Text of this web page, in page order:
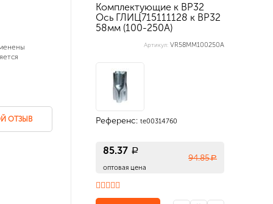
ОТЗЫВ
Комплектующие к ВР32
Ось ГЛИЦ715111128 к ВР32
58мм (100-250А)
Артикул: VR58MM100250A
Референс: te00314760
85.37 a
оптовая цена
94.85 a